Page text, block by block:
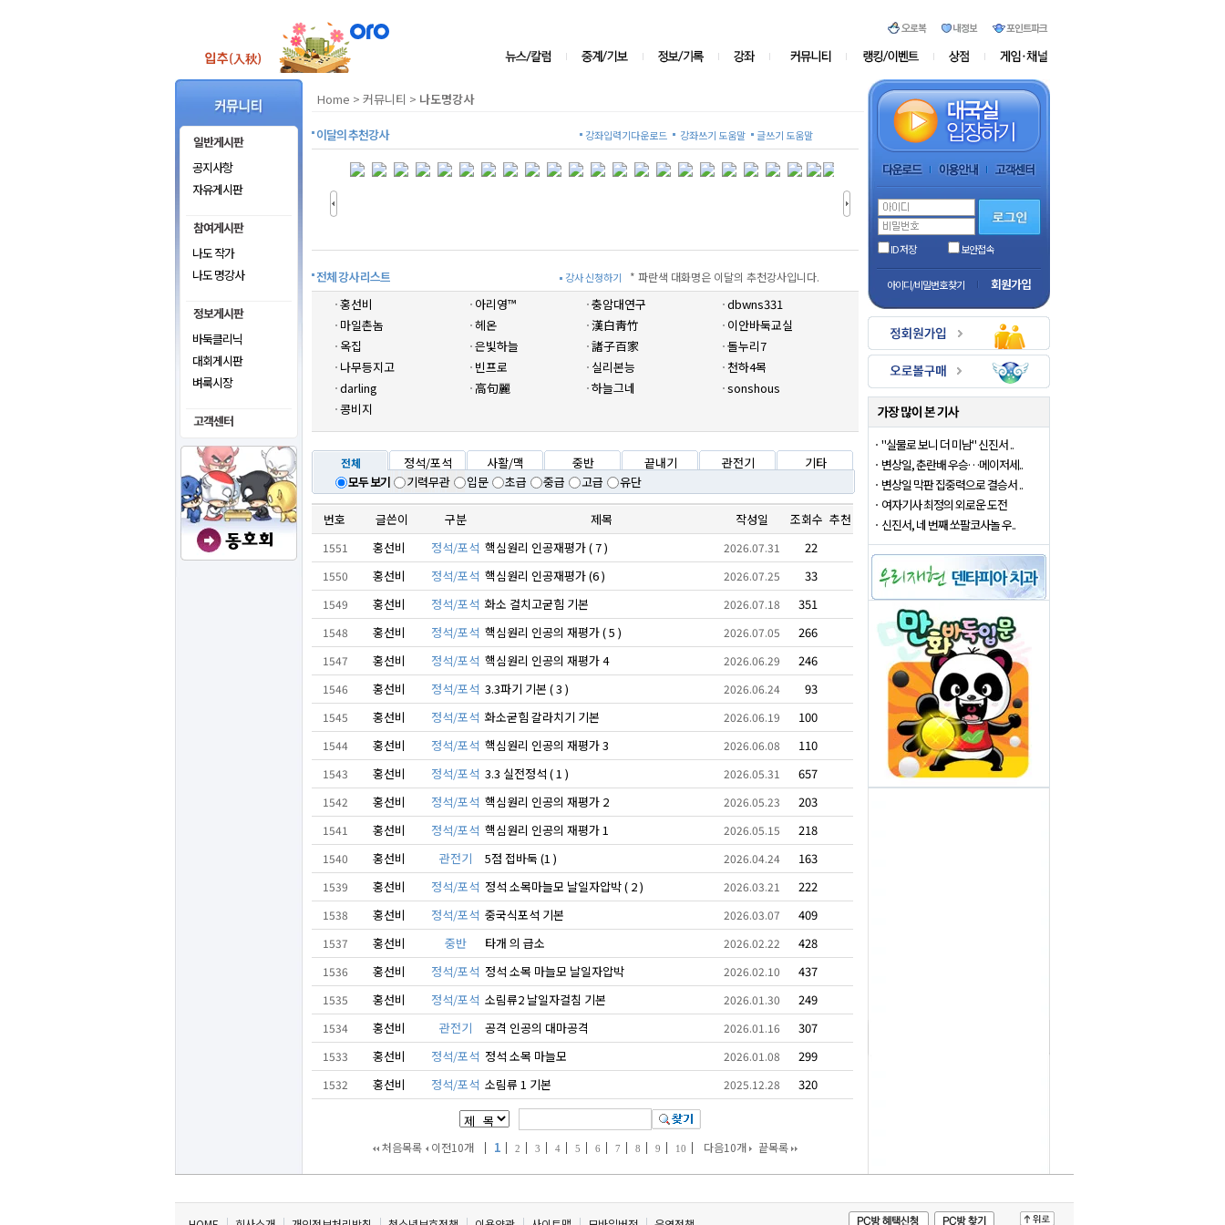
공지사항
자유게시판
나도 작가
나도 명강사
바둑클리닉
대회게시판
벼룩시장
Home > 커뮤니티 > 나도명강사
이달의 추천강사 강좌입력기다운로드 강좌쓰기 도움말 글쓰기 도움말
전체 강사 리스트 강사 신청하기 * 파란색 대화명은 이달의 추천강사입니다.
홍선비 아리영™ 충암대연구
dbwns331
마일촌놈
헤온 漢白靑竹
이안바둑교실
옥집
은빛하늘 諸子百家
돌누리7
나무등지고
빈프로 실리본능
천하4목
darling
高句麗 하늘그네
sonshous
콩비지
전체 정석/포석 사활/맥 중반 끝내기 관전기
기타
모두 보기
기력무관 입문 초급 중급 고급 유단
번호 글쓴이 구분 제목 작성일 조회수 추천
1551 홍선비 정석/포석 핵심원리 인공재평가 ( 7 ) 2026.07.31 22
1550 홍선비 정석/포석 핵심원리 인공재평가 (6 ) 2026.07.25 33
1549 홍선비 정석/포석 화소 걸치고굳힘 기본 2026.07.18 351
1548 홍선비 정석/포석 핵심원리 인공의 재평가 ( 5 ) 2026.07.05 266
1547 홍선비 정석/포석 핵심원리 인공의 재평가 4 2026.06.29 246
1546 홍선비 정석/포석 3.3파기 기본 ( 3 ) 2026.06.24 93
1545 홍선비 정석/포석 화소굳힘 갈라치기 기본 2026.06.19 100
1544 홍선비 정석/포석 핵심원리 인공의 재평가 3 2026.06.08 110
1543 홍선비 정석/포석 3.3 실전정석 ( 1 ) 2026.05.31 657
1542 홍선비 정석/포석 핵심원리 인공의 재평가 2 2026.05.23 203
1541 홍선비 정석/포석 핵심원리 인공의 재평가 1 2026.05.15 218
1540 홍선비 관전기 5점 접바둑 (1 ) 2026.04.24 163
1539 홍선비 정석/포석 정석 소목마늘모 날일자압박 ( 2 ) 2026.03.21 222
1538 홍선비 정석/포석 중국식포석 기본 2026.03.07 409
1537 홍선비 중반 타개 의 급소 2026.02.22 428
1536 홍선비 정석/포석 정석 소목 마늘모 날일자압박 2026.02.10 437
1535 홍선비 정석/포석 소림류2 날일자걸침 기본 2026.01.30 249
1534 홍선비 관전기 공격 인공의 대마공격 2026.01.16 307
1533 홍선비 정석/포석 정석 소목 마늘모 2026.01.08 299
1532 홍선비 정석/포석 소림류 1 기본 2025.12.28 320
처음목록 이전10개 ｜ 1 ｜ 2 ｜ 3 ｜ 4 ｜ 5 ｜ 6 ｜ 7 ｜ 8 ｜ 9 ｜ 10 ｜ 다음10개 끝목록
ID 저장 보안접속
아이디/비밀번호 찾기 회원가입
"실물로 보니 더 미남" 신진서 ..
변상일, 춘란배 우승…메이저세..
변상일 막판 집중력으로 결승서 ..
여자기사 최정의 외로운 도전
신진서, 네 번째 쏘팔코사놀 우..